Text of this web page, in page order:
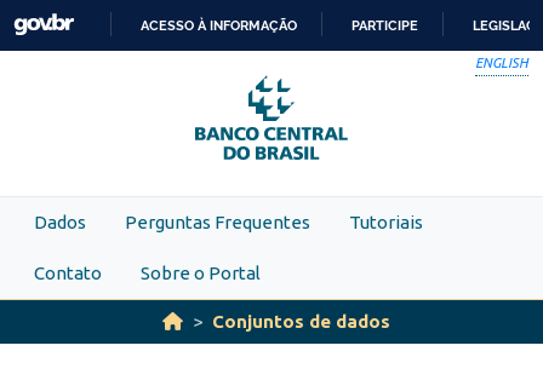
Skip to main content
PARA
O
CONTEÚDO
ACESSO À INFORMAÇÃO PARTICIPE
ENGLISH
Dados Perguntas Frequentes Tutoriais
Contato Sobre o Portal
Conjuntos de dados